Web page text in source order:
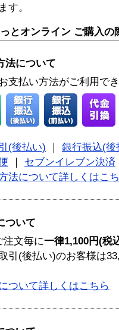
す。
とオンライン ご購入の
法について
支払い方法がご利用で
(後払い)
銀行振込(後
セブンイレブン決済
法について詳しくはこ
ついて
注文毎に一律1,100円(税
引(後払い)のお客様は
ついて詳しくはこちら